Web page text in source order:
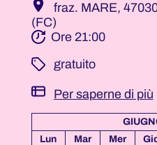
fraz. MARE,
(FC)
Ore 21:00
­ gratuito
Per saperne di più
Lun
Mar Mer